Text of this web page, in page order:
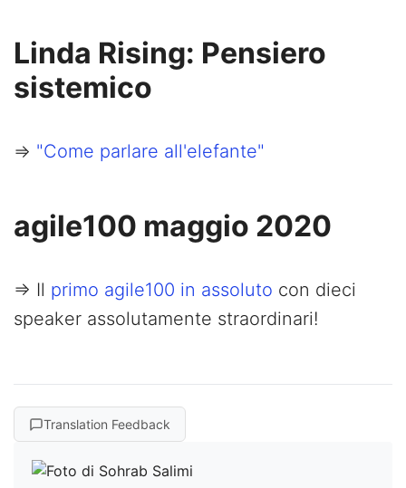
Linda Rising: Pensiero
sistemico
=> "Come parlare all'elefante"
agile100 maggio 2020
=> Il primo agile100 in assoluto con dieci
speaker assolutamente straordinari!
Translation Feedback